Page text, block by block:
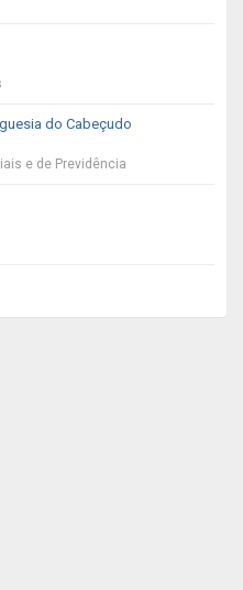
do Cabeçudo
e de Previdência